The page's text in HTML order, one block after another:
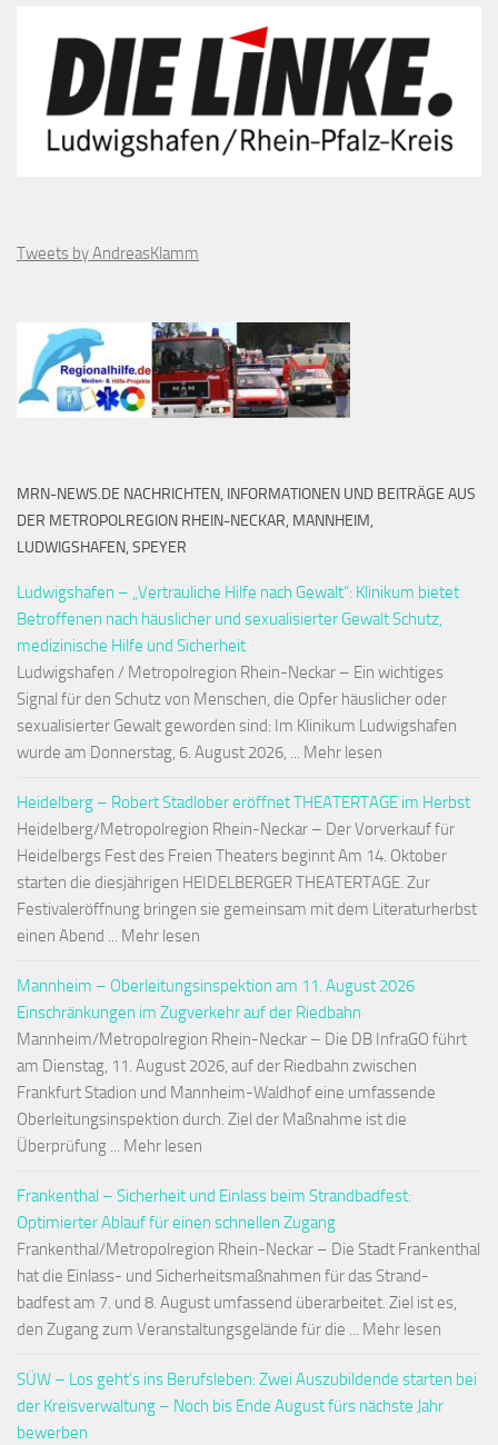
Tweets by AndreasKlamm
MRN-NEWS.DE NACHRICHTEN, INFORMATIONEN UND BEITRÄGE AUS
DER METROPOLREGION RHEIN-NECKAR, MANNHEIM,
LUDWIGSHAFEN, SPEYER
Ludwigshafen – „Vertrauliche Hilfe nach Gewalt“: Klinikum bietet
Betroffenen nach häuslicher und sexualisierter Gewalt Schutz,
medizinische Hilfe und Sicherheit
Ludwigshafen / Metropolregion Rhein-Neckar – Ein wichtiges
Signal für den Schutz von Menschen, die Opfer häuslicher oder
sexualisierter Gewalt geworden sind: Im Klinikum Ludwigshafen
wurde am Donnerstag, 6. August 2026, ... Mehr lesen
Heidelberg – Robert Stadlober eröffnet THEATERTAGE im Herbst
Heidelberg/Metropolregion Rhein-Neckar – Der Vorverkauf für
Heidelbergs Fest des Freien Theaters beginnt Am 14. Oktober
starten die diesjährigen HEIDELBERGER THEATERTAGE. Zur
Festivaleröffnung bringen sie gemeinsam mit dem Literaturherbst
einen Abend ... Mehr lesen
Mannheim – Oberleitungsinspektion am 11. August 2026
Einschränkungen im Zugverkehr auf der Riedbahn
Mannheim/Metropolregion Rhein-Neckar – Die DB InfraGO führt
am Dienstag, 11. August 2026, auf der Riedbahn zwischen
Frankfurt Stadion und Mannheim-Waldhof eine umfassende
Oberleitungsinspektion durch. Ziel der Maßnahme ist die
Überprüfung ... Mehr lesen
Frankenthal – Sicherheit und Einlass beim Strandbadfest:
Optimierter Ablauf für einen schnellen Zugang
Frankenthal/Metropolregion Rhein-Neckar – Die Stadt Frankenthal
hat die Einlass- und Sicherheitsmaßnahmen für das Strand-
badfest am 7. und 8. August umfassend überarbeitet. Ziel ist es,
den Zugang zum Veranstaltungsgelände für die ... Mehr lesen
SÜW – Los geht’s ins Berufsleben: Zwei Auszubildende starten bei
der Kreisverwaltung – Noch bis Ende August fürs nächste Jahr
bewerben